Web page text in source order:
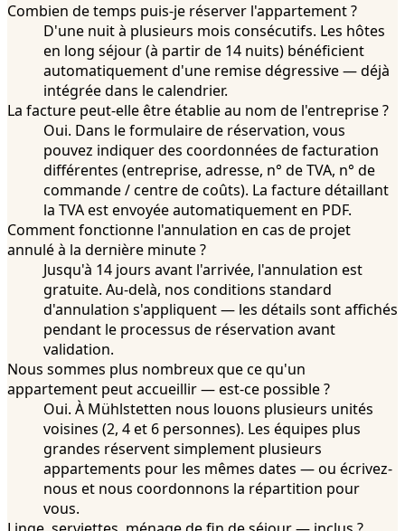
Combien de temps puis-je réserver l'appartement ?
D'une nuit à plusieurs mois consécutifs. Les hôtes
en long séjour (à partir de 14 nuits) bénéficient
automatiquement d'une remise dégressive — déjà
intégrée dans le calendrier.
La facture peut-elle être établie au nom de l'entreprise ?
Oui. Dans le formulaire de réservation, vous
pouvez indiquer des coordonnées de facturation
différentes (entreprise, adresse, n° de TVA, n° de
commande / centre de coûts). La facture détaillant
la TVA est envoyée automatiquement en PDF.
Comment fonctionne l'annulation en cas de projet
annulé à la dernière minute ?
Jusqu'à 14 jours avant l'arrivée, l'annulation est
gratuite. Au-delà, nos conditions standard
d'annulation s'appliquent — les détails sont affichés
pendant le processus de réservation avant
validation.
Nous sommes plus nombreux que ce qu'un
appartement peut accueillir — est-ce possible ?
Oui. À Mühlstetten nous louons plusieurs unités
voisines (2, 4 et 6 personnes). Les équipes plus
grandes réservent simplement plusieurs
appartements pour les mêmes dates — ou écrivez-
nous et nous coordonnons la répartition pour
vous.